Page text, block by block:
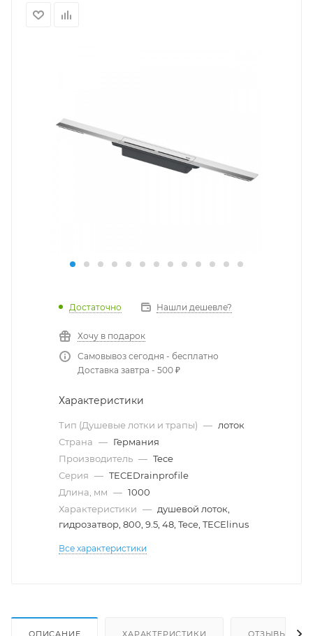
Достаточно Нашли дешевле?
Хочу в подарок
Самовывоз сегодня - бесплатно
Доставка завтра - 500 ₽
Характеристики
Тип (Душевые лотки и трапы) — лоток
Страна — Германия
Производитель — Tece
Серия — TECEDrainprofile
Длина, мм — 1000
Характеристики — душевой лоток,
гидрозатвор, 800, 9.5, 48, Tece, TECElinus
Все характеристики
ОПИСАНИЕ ХАРАКТЕРИСТИКИ ОТЗЫВЫ